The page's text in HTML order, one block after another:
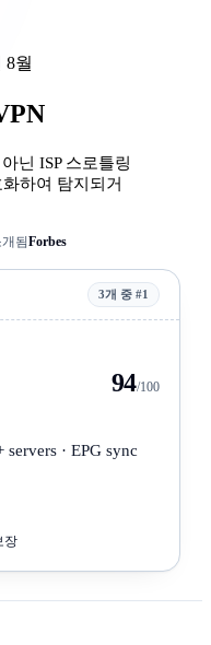
8월
닌 ISP 스로틀링
하여 탐지되거
됨Forbes
3개 중 #1
94/100
· EPG sync
장